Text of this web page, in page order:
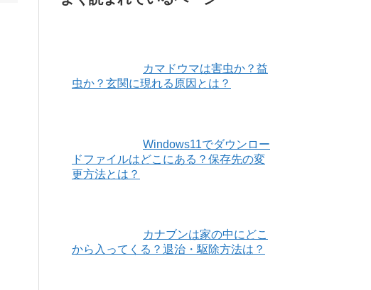
カマドウマは害虫か？益
虫か？玄関に現れる原因とは？
Windows11でダウンロー
ドファイルはどこにある？保存先の変
更方法とは？
カナブンは家の中にどこ
から入ってくる？退治・駆除方法は？